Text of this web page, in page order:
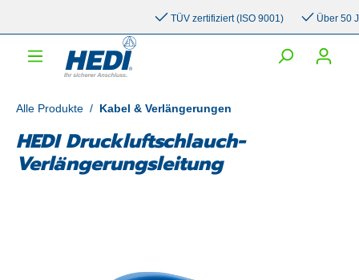
TÜV zertifiziert (ISO 9001) Über 50
Alle Produkte / Kabel & Verlängerungen
HEDI Druckluftschlauch-
Verlängerungsleitung